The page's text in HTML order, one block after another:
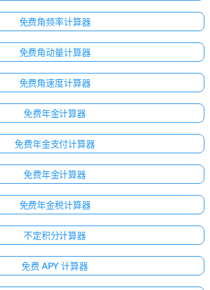
免费角频率计算器
免费角动量计算器
免费角速度计算器
免费年金计算器
免费年金支付计算器
免费年金计算器
免费年金税计算器
不定积分计算器
免费 APY 计算器